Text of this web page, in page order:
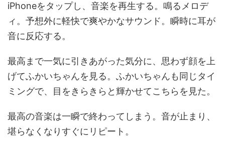
iPhoneをタップし、音楽を再生する。鳴るメロデ
ィ。予想外に軽快で爽やかなサウンド。瞬時に耳が
音に反応する。
最高まで一気に引きあがった気分に、思わず顔を上
げてふかいちゃんを見る。ふかいちゃんも同じタイ
ミングで、目をきらきらと輝かせてこちらを見た。
最高の音楽は一瞬で終わってしまう。音が止まり、
堪らなくなりすぐにリピート。